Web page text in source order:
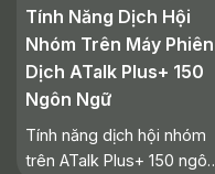
Tính Năng Dịch Hội
Nhóm Trên Máy Phiên
Dịch ATalk Plus+ 150
Ngôn Ngữ
Tính năng dịch hội nhóm
trên ATalk Plus+ 150 ngôn